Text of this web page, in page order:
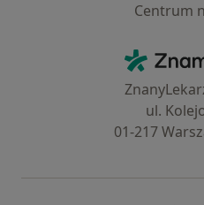
Centrum
ul.
01-217